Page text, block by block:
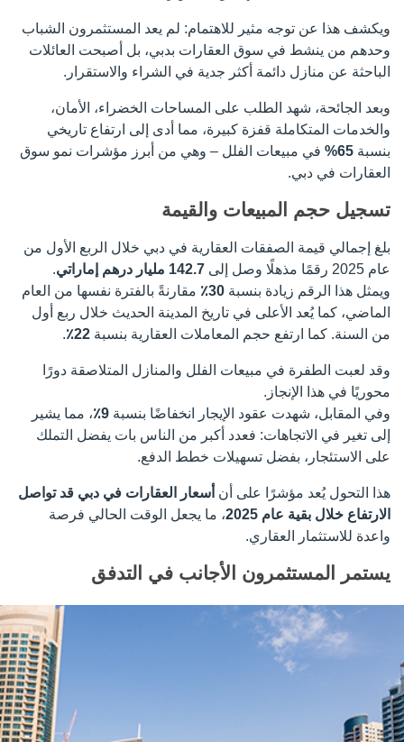
ويكشف هذا عن توجه مثير للاهتمام: لم يعد المستثمرون الشباب
وحدهم من ينشط في سوق العقارات بدبي، بل أصبحت العائلات
الباحثة عن منازل دائمة أكثر جدية في الشراء والاستقرار.
وبعد الجائحة، شهد الطلب على المساحات الخضراء، الأمان،
والخدمات المتكاملة قفزة كبيرة، مما أدى إلى ارتفاع تاريخي
بنسبة 65%
في مبيعات الفلل – وهي من أبرز مؤشرات نمو سوق
العقارات في دبي.
تسجيل حجم المبيعات والقيمة
بلغ إجمالي قيمة الصفقات العقارية في دبي خلال الربع الأول من
عام 2025 رقمًا مذهلًا وصل إلى
142.7 مليار درهم إماراتي
.
ويمثل هذا الرقم زيادة بنسبة 30٪
مقارنةً بالفترة نفسها من العام
الماضي، كما يُعد الأعلى في تاريخ المدينة الحديث خلال ربع أول
من السنة. كما ارتفع حجم المعاملات العقارية بنسبة 22٪ .
وقد لعبت الطفرة في مبيعات الفلل والمنازل المتلاصقة دورًا
محوريًا في هذا الإنجاز.
وفي المقابل، شهدت عقود الإيجار انخفاضًا بنسبة 9٪ ، مما يشير
إلى تغير في الاتجاهات: فعدد أكبر من الناس بات يفضل التملك
على الاستئجار، بفضل تسهيلات خطط الدفع.
هذا التحول يُعد مؤشرًا على أن أسعار العقارات في دبي قد تواصل
الارتفاع خلال بقية عام 2025
، ما يجعل الوقت الحالي فرصة
واعدة للاستثمار العقاري.
يستمر المستثمرون الأجانب في التدفق